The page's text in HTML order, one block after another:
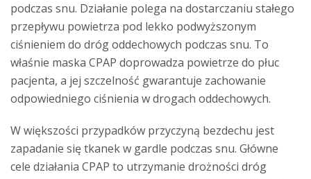
podczas snu. Działanie polega na dostarczaniu stałego
przepływu powietrza pod lekko podwyższonym
ciśnieniem do dróg oddechowych podczas snu. To
właśnie maska CPAP doprowadza powietrze do płuc
pacjenta, a jej szczelność gwarantuje zachowanie
odpowiedniego ciśnienia w drogach oddechowych.
W większości przypadków przyczyną bezdechu jest
zapadanie się tkanek w gardle podczas snu. Główne
cele działania CPAP to utrzymanie drożności dróg